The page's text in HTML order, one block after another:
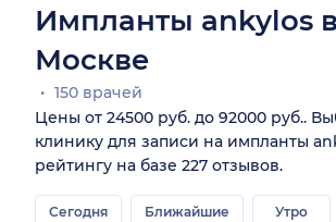
Импланты ankylos в
Москве
150 врачей
Цены от 24500 руб. до 92000 руб..
клинику для записи на импланты
рейтингу на базе 227 отзывов.
Сегодня
Ближайшие
Утро